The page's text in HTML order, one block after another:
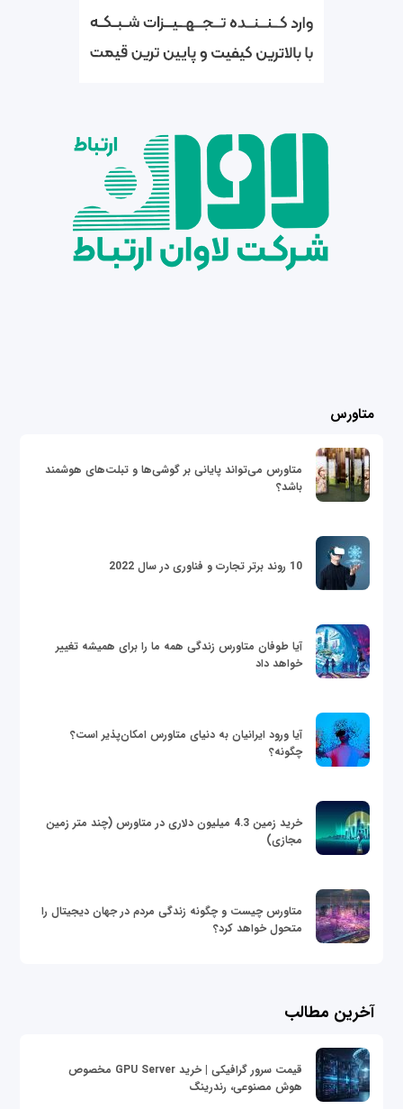
متاورس
متاورس می‌تواند پایانی بر گوشی‌ها و تبلت‌های هوشمند
باشد؟
10 روند برتر تجارت و فناوری در سال 2022
آیا طوفان متاورس زندگی همه ما را برای همیشه تغییر
خواهد داد
آیا ورود ایرانیان به دنیای متاورس امکان‌پذیر است؟
چگونه؟
خرید زمین 4.3 میلیون دلاری در متاورس (چند متر زمین
مجازی)
متاورس چیست و چگونه زندگی مردم در جهان دیجیتال را
متحول خواهد کرد؟
آخرین مطالب
قیمت سرور گرافیکی | خرید GPU Server مخصوص
هوش مصنوعی، رندرینگ